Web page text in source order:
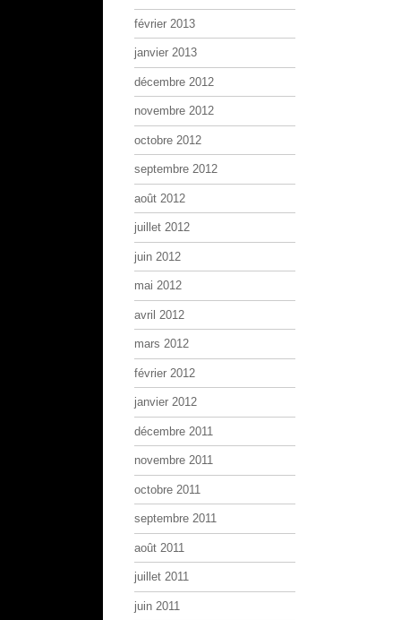
février 2013
janvier 2013
décembre 2012
novembre 2012
octobre 2012
septembre 2012
août 2012
juillet 2012
juin 2012
mai 2012
avril 2012
mars 2012
février 2012
janvier 2012
décembre 2011
novembre 2011
octobre 2011
septembre 2011
août 2011
juillet 2011
juin 2011